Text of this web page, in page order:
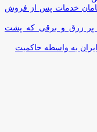
خدمات پس از فروش
پر زرق‌ و برقی که پشت
به واسطه حاکمیت